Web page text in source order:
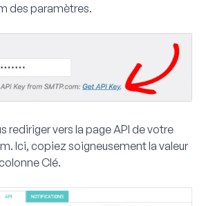
des paramètres.
rediriger vers la page API de votre
Ici, copiez soigneusement la valeur
Clé.